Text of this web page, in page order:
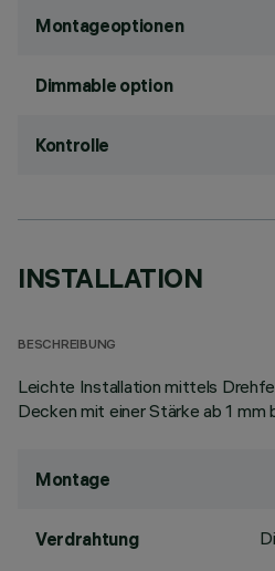
Montageoptionen
Dimmable option
Kontrolle
INSTALLATION
BESCHREIBUNG
Leichte Installation mittels
Decken mit einer Stärke ab 1 mm
Montage
Verdrahtung